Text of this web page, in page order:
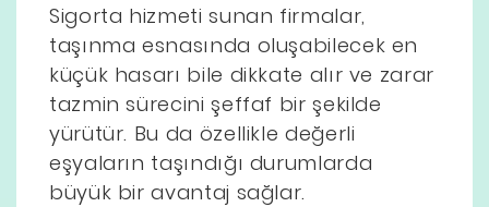
Sigorta hizmeti sunan firmalar,
taşınma esnasında oluşabilecek en
küçük hasarı bile dikkate alır ve zarar
tazmin sürecini şeffaf bir şekilde
yürütür. Bu da özellikle değerli
eşyaların taşındığı durumlarda
büyük bir avantaj sağlar.